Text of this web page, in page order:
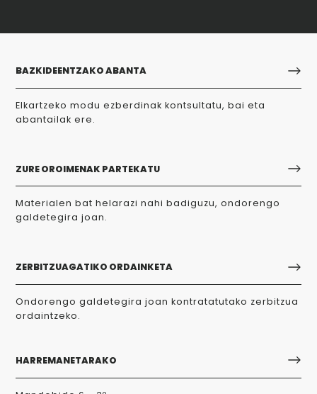
BAZKIDEENTZAKO ABANTA
Elkartzeko modu ezberdinak kontsultatu, bai eta
abantailak ere.
ZURE OROIMENAK PARTEKATU
Materialen bat helarazi nahi badiguzu, ondorengo
galdetegira joan.
ZERBITZUAGATIKO ORDAINKETA
Ondorengo galdetegira joan kontratatutako zerbitzua
ordaintzeko.
HARREMANETARAKO